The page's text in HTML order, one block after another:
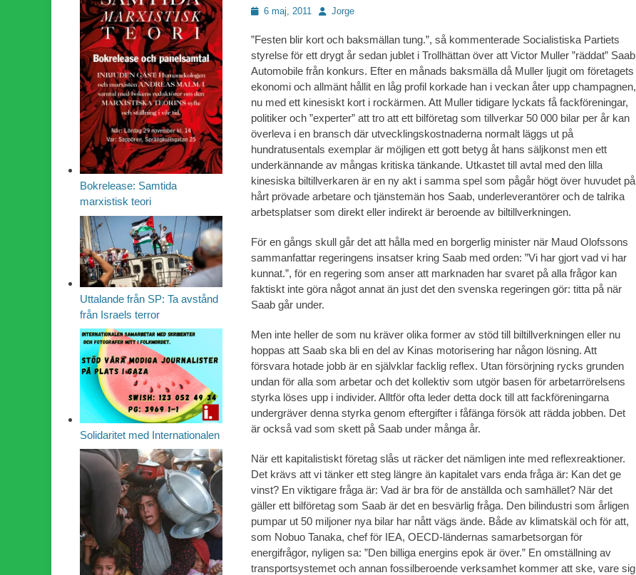
Publicerad
6 maj, 2011 Författare
Jorge
”Festen blir kort och baksmällan tung.”, så kommenterade Socialistiska Partiets
styrelse för ett drygt år sedan jublet i Trollhättan över att Victor Muller ”räddat” Saab
Automobile från konkurs. Efter en månads baksmälla då Muller ljugit om företagets
ekonomi och allmänt hållit en låg profil korkade han i veckan åter upp champagnen,
nu med ett kinesiskt kort i rockärmen. Att Muller tidigare lyckats få fackföreningar,
politiker och ”experter” att tro att ett bilföretag som tillverkar 50 000 bilar per år kan
överleva i en bransch där utvecklingskostnaderna normalt läggs ut på
hundratusentals exemplar är möjligen ett gott betyg åt hans säljkonst men ett
underkännande av mångas kritiska tänkande. Utkastet till avtal med den lilla
kinesiska biltillverkaren är en ny akt i samma spel som pågår högt över huvudet på
hårt prövade arbetare och tjänstemän hos Saab, underleverantörer och de talrika
arbetsplatser som direkt eller indirekt är beroende av biltillverkningen.
För en gångs skull går det att hålla med en borgerlig minister när Maud Olofssons
sammanfattar regeringens insatser kring Saab med orden: ”Vi har gjort vad vi har
kunnat.”, för en regering som anser att marknaden har svaret på alla frågor kan
faktiskt inte göra något annat än just det den svenska regeringen gör: titta på när
Saab går under.
Men inte heller de som nu kräver olika former av stöd till biltillverkningen eller nu
hoppas att Saab ska bli en del av Kinas motorisering har någon lösning. Att
försvara hotade jobb är en självklar facklig reflex. Utan försörjning rycks grunden
undan för alla som arbetar och det kollektiv som utgör basen för arbetarrörelsens
styrka löses upp i individer. Alltför ofta leder detta dock till att fackföreningarna
undergräver denna styrka genom eftergifter i fåfänga försök att rädda jobben. Det
är också vad som skett på Saab under många år.
När ett kapitalistiskt företag slås ut räcker det nämligen inte med reflexreaktioner.
Det krävs att vi tänker ett steg längre än kapitalet vars enda fråga är: Kan det ge
vinst? En viktigare fråga är: Vad är bra för de anställda och samhället? När det
gäller ett bilföretag som Saab är det en besvärlig fråga. Den bilindustri som årligen
pumpar ut 50 miljoner nya bilar har nått vägs ände. Både av klimatskäl och för att,
som Nobuo Tanaka, chef för IEA, OECD-ländernas samarbetsorgan för
energifrågor, nyligen sa: ”Den billiga energins epok är över.” En omställning av
transportsystemet och annan fossilberoende verksamhet kommer att ske, vare sig
Bokrelease: Samtida
marxistisk teori
Uttalande från SP: Ta avstånd
från Israels terror
Solidaritet med Internationalen